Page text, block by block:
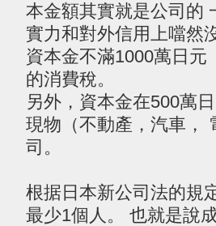
本金額其實就是公司的
實力和對外信用上噹然
資本金不滿1000萬日元
的消費稅。
另外，資本金在500萬
現物（不動產，汽車，
司。
根据日本新公司法的規
最少1個人。 也就是說